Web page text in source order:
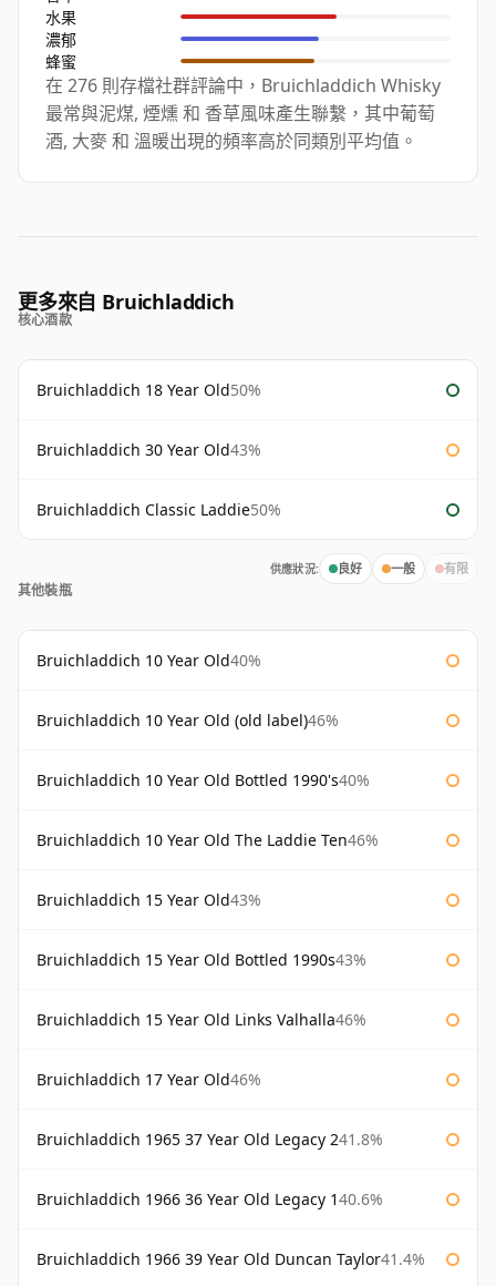
水果
濃郁
蜂蜜
在 276 則存檔社群評論中，Bruichladdich Whisky
最常與泥煤, 煙燻 和 香草風味產生聯繫，其中葡萄
酒, 大麥 和 溫暖出現的頻率高於同類別平均值。
更多來自 Bruichladdich
核心酒款
Bruichladdich 18 Year Old50%
Bruichladdich 30 Year Old43%
Bruichladdich Classic Laddie50%
供應狀況: 良好 一般 有限
其他裝瓶
Bruichladdich 10 Year Old40%
Bruichladdich 10 Year Old (old label)46%
Bruichladdich 10 Year Old Bottled 1990's40%
Bruichladdich 10 Year Old The Laddie Ten46%
Bruichladdich 15 Year Old43%
Bruichladdich 15 Year Old Bottled 1990s43%
Bruichladdich 15 Year Old Links Valhalla46%
Bruichladdich 17 Year Old46%
Bruichladdich 1965 37 Year Old Legacy 241.8%
Bruichladdich 1966 36 Year Old Legacy 140.6%
Bruichladdich 1966 39 Year Old Duncan Taylor41.4%